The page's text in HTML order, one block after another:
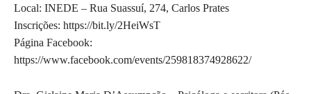
Local: INEDE – Rua Suassuí, 274, Carlos Prates
Inscrições: https://bit.ly/2HeiWsT
Página Facebook:
https://www.facebook.com/events/259818374928622/